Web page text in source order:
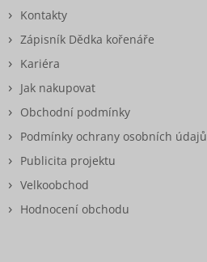
Kontakty
Zápisník Dědka kořenáře
Kariéra
Jak nakupovat
Obchodní podmínky
Podmínky ochrany osobních údajů
Publicita projektu
Velkoobchod
Hodnocení obchodu